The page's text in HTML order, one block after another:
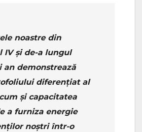
noastre din
IV și de-a lungul
demonstrează
diferențiat al
și capacitatea
a furniza energie
noștri într-o